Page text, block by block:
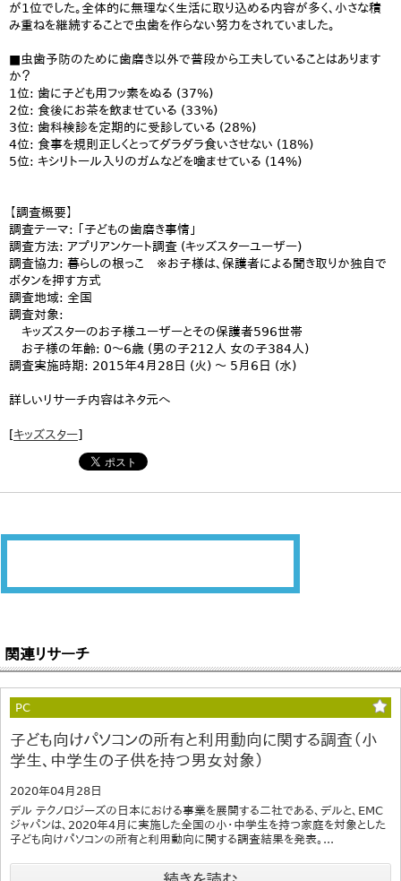
が1位でした。全体的に無理なく生活に取り込める内容が多く、小さな積
み重ねを継続することで虫歯を作らない努力をされていました。
■虫歯予防のために歯磨き以外で普段から工夫していることはあります
か？
1位: 歯に子ども用フッ素をぬる (37%)
2位: 食後にお茶を飲ませている (33%)
3位: 歯科検診を定期的に受診している (28%)
4位: 食事を規則正しくとってダラダラ食いさせない (18%)
5位: キシリトール入りのガムなどを噛ませている (14%)
【調査概要】
調査テーマ: 「子どもの歯磨き事情」
調査方法: アプリアンケート調査 (キッズスターユーザー)
調査協力: 暮らしの根っこ ※お子様は、保護者による聞き取りか独自で
ボタンを押す方式
調査地域: 全国
調査対象:
キッズスターのお子様ユーザーとその保護者596世帯
お子様の年齢: 0～6歳 (男の子212人 女の子384人)
調査実施時期: 2015年4月28日 (火) 〜 5月6日 (水)
詳しいリサーチ内容はネタ元へ
[キッズスター]
関連リサーチ
PC
子ども向けパソコンの所有と利用動向に関する調査（小
学生、中学生の子供を持つ男女対象）
2020年04月28日
デル テクノロジーズの日本における事業を展開する二社である、デルと、EMC
ジャパンは、2020年4月に実施した全国の小・中学生を持つ家庭を対象とした
子ども向けパソコンの所有と利用動向に関する調査結果を発表。...